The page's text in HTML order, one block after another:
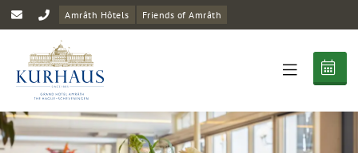
Amrâth Hôtels Friends of Amrâth